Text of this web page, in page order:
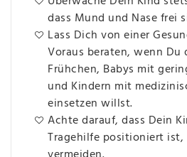
dass Mund und Nase frei
Lass Dich von einer
Voraus beraten, wenn Du
Frühchen, Babys mit
und Kindern mit
einsetzen willst.
Achte darauf, dass Dein
Tragehilfe positioniert ist,